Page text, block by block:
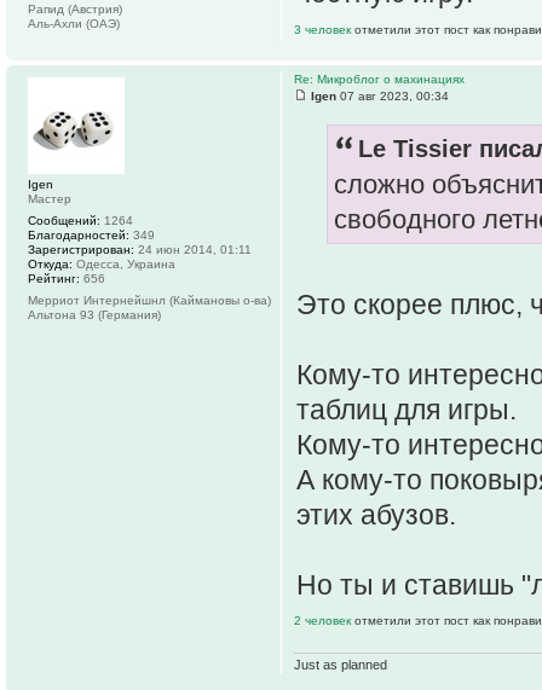
3 человек отметили этот пост как
Рапид (Австрия)
Аль-Ахли (ОАЭ)
Re: Микроблог о махинациях
Igen 07 авг 2023, 00:34
Le Tissier
сложно
свободного
Это скорее плюс,
Кому-то
таблиц для игры.
Кому-то
А кому-то
этих абузов.
Но ты и ставишь
2 человек отметили этот пост как
Just as planned
Igen
Мастер
Сообщений: 1264
Благодарностей: 349
Зарегистрирован: 24 июн 2014, 01:11
Откуда: Одесса, Украина
Рейтинг: 656
Мерриот Интернейшнл (Каймановы о-ва)
Альтона 93 (Германия)